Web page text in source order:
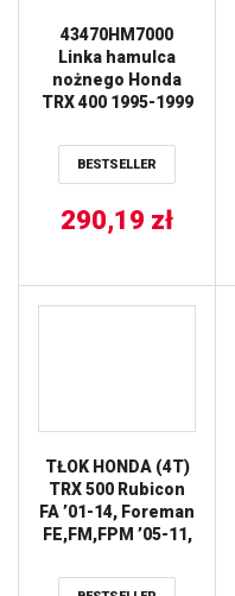
43470HM7000
Linka hamulca
nożnego Honda
TRX 400 1995-1999
BESTSELLER
290,19 zł
TŁOK HONDA (4T)
TRX 500 Rubicon
FA ’01-14, Foreman
FE,FM,FPM ’05-11,
08, Rubicon FPA